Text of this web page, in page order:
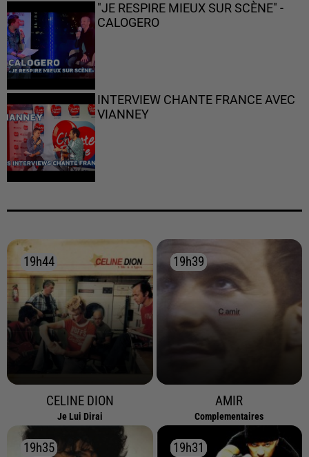
"JE RESPIRE MIEUX SUR SCÈNE" -
CALOGERO
INTERVIEW CHANTE FRANCE AVEC
VIANNEY
19h44
19h44
CELINE DION
Je Lui Dirai
19h39
19h39
AMIR
Complementaires
19h35
19h35 19h31
19h31